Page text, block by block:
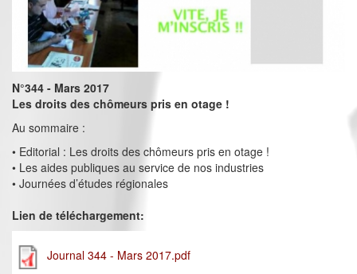
N°344 - Mars 2017
Les droits des chômeurs pris en otage !
Au sommaire :
• Editorial : Les droits des chômeurs pris en otage !
• Les aides publiques au service de nos industries
• Journées d’études régionales
Lien de téléchargement:
Journal 344 - Mars 2017.pdf